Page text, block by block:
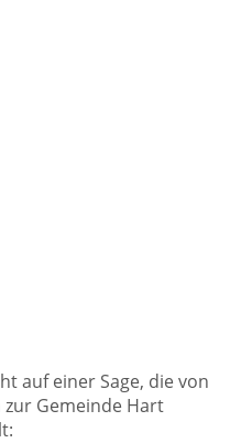
auf einer Sage, die von
Gemeinde Hart